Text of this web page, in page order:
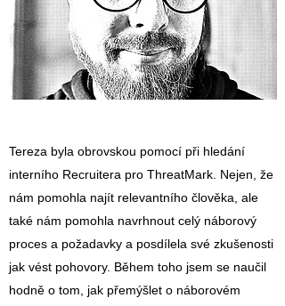
Tereza byla obrovskou pomocí při hledání
interního Recruitera pro ThreatMark. Nejen, že
nám pomohla najít relevantního člověka, ale
také nám pomohla navrhnout celý náborový
proces a požadavky a posdílela své zkušenosti
jak vést pohovory. Během toho jsem se naučil
hodně o tom, jak přemýšlet o náborovém